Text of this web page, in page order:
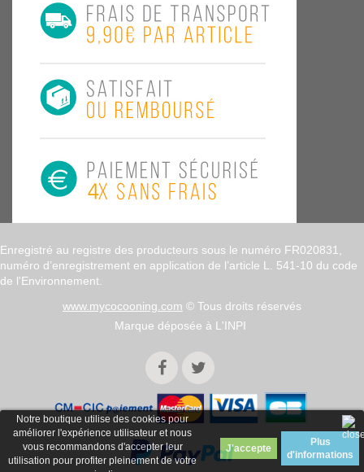
Notre boutique utilise des cookies pour
améliorer l'expérience utilisateur et nous
vous recommandons d'accepter leur
utilisation pour profiter pleinement de votre
Plus
d'informations
Enregistré au registre des producteurs sous le numéro FR020831,
numéro d’enregistrement en application de l’article L. 541-10 du code
de l'Environnement.
www.mycocooning.com © Tous droits réservés
Marque déposée à L'INPI